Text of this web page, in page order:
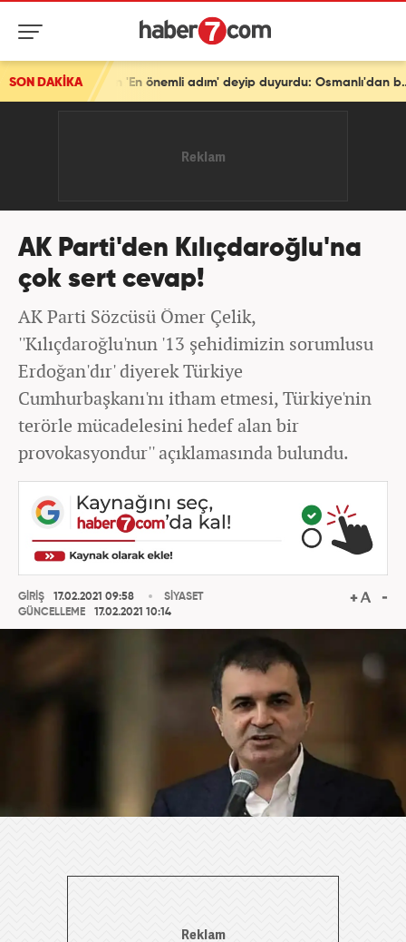
SON DAKİKA Türkiye'den tarihi mesaj! Bakan Fidan 'En önemli adım' deyip duyurdu: Osmanlı'dan beri...
AK Parti'den Kılıçdaroğlu'na
çok sert cevap!
AK Parti Sözcüsü Ömer Çelik,
''Kılıçdaroğlu'nun '13 şehidimizin sorumlusu
Erdoğan'dır' diyerek Türkiye
Cumhurbaşkanı'nı itham etmesi, Türkiye'nin
terörle mücadelesini hedef alan bir
provokasyondur'' açıklamasında bulundu.
GİRİŞ
17.02.2021 09:58
GÜNCELLEME
17.02.2021 10:14
SİYASET